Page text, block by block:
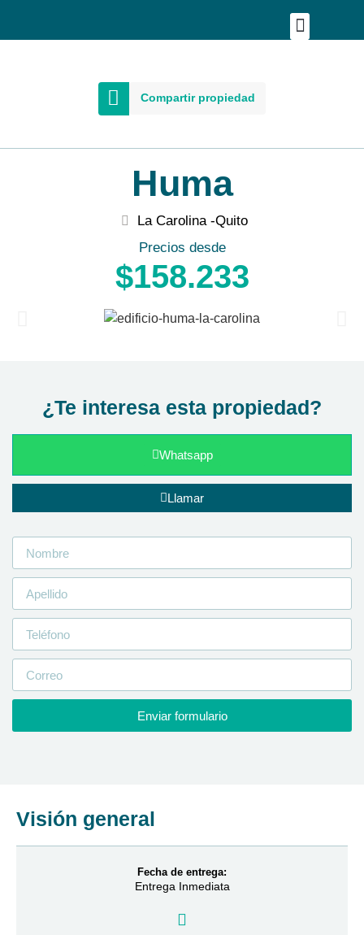
Compartir propiedad
Huma
La Carolina -Quito
Precios desde
$158.233
Visión general
Fecha de entrega:
Entrega Inmediata
¿Te interesa esta propiedad?
Whatsapp
Llamar
Enviar formulario